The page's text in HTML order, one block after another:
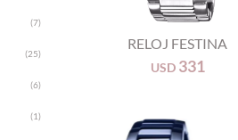
(7)
(25)
(6)
(1)
RELOJ FESTINA
USD 331